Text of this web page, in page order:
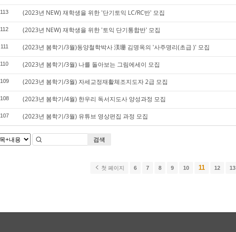
113 (2023년 NEW) 재학생을 위한 '단기토익 LC/RC반' 모집
112 (2023년 NEW) 재학생을 위한 '토익 단기통합반' 모집
111 (2023년 봄학기/3월)동양철학박사 渼珊 김명옥의 '사주명리(초급 )' 모집
110 (2023년 봄학기/3월) 나를 돌아보는 그림에세이 모집
109 (2023년 봄학기/3월) 자세교정재활체조지도자 2급 모집
108 (2023년 봄학기/4월) 한우리 독서지도사 양성과정 모집
107 (2023년 봄학기/3월) 유튜브 영상편집 과정 모집
검색
첫 페이지 6 7 8 9 10 11 12 13